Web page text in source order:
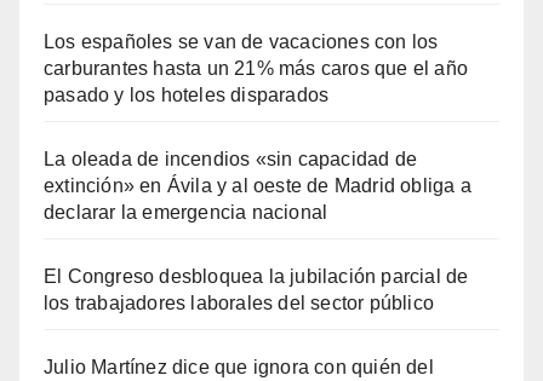
Los españoles se van de vacaciones con los
carburantes hasta un 21% más caros que el año
pasado y los hoteles disparados
La oleada de incendios «sin capacidad de
extinción» en Ávila y al oeste de Madrid obliga a
declarar la emergencia nacional
El Congreso desbloquea la jubilación parcial de
los trabajadores laborales del sector público
Julio Martínez dice que ignora con quién del